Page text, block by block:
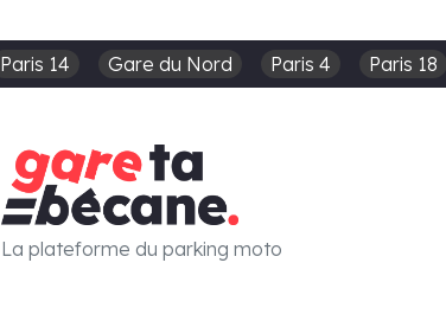
Paris 14 Gare du Nord Paris 4 Paris 18
La plateforme du parking moto